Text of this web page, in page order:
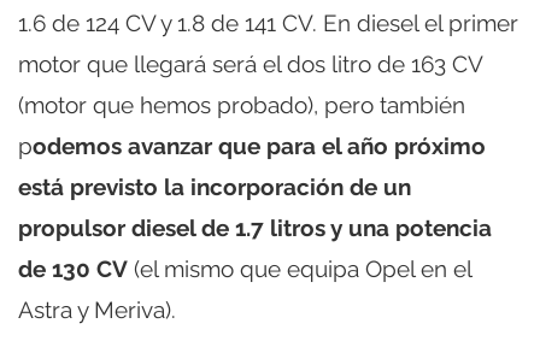
1.6 de 124 CV y 1.8 de 141 CV. En diesel el primer
motor que llegará será el dos litro de 163 CV
(motor que hemos probado), pero también
podemos avanzar que para el año próximo
está previsto la incorporación de un
propulsor diesel de 1.7 litros y una potencia
de 130 CV (el mismo que equipa Opel en el
Astra y Meriva).